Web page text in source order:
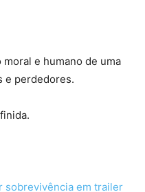
e humano de uma
e perdedores.
sobrevivência em trailer